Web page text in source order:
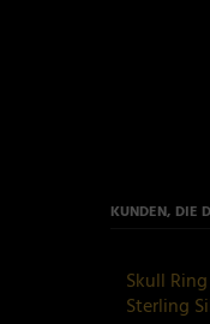
KUNDEN, DIE
Skull
Sterling